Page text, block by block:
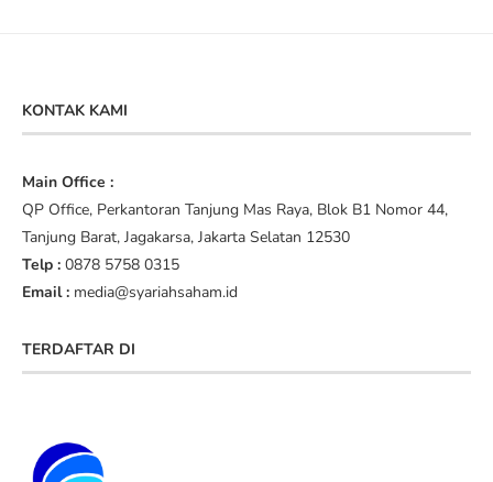
KONTAK KAMI
Main Office :
QP Office, Perkantoran Tanjung Mas Raya, Blok B1 Nomor 44,
Tanjung Barat, Jagakarsa, Jakarta Selatan 12530
Telp : 0878 5758 0315
Email : media@syariahsaham.id
TERDAFTAR DI